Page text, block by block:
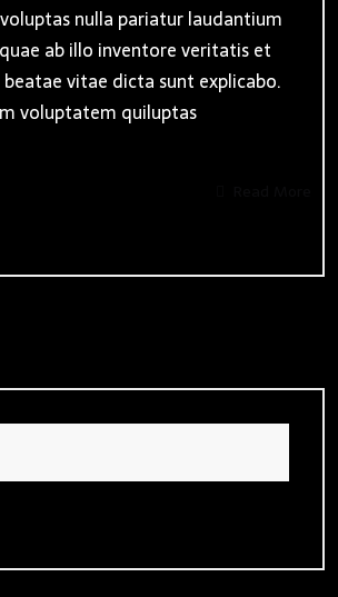
nulla pariatur laudantium
ab illo inventore veritatis et
vitae dicta sunt explicabo.
voluptatem quiluptas